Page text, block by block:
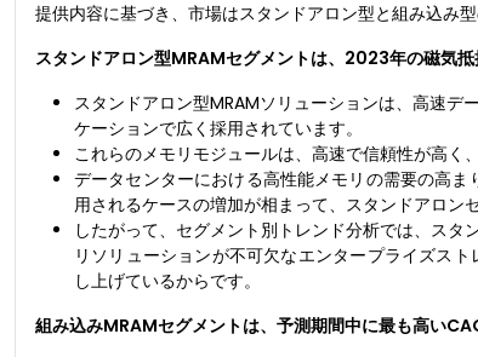
提供内容に基づき、市場はスタンドアロン型と組み込み型
スタンドアロン型MRAMセグメントは、2023年の磁気
スタンドアロン型MRAMソリューションは、高速
ケーションで広く採用されています。
これらのメモリモジュールは、高速で信頼性が高く
データセンターにおける高性能メモリの需要の高
用されるケースの増加が相まって、スタンドアロン
したがって、セグメント別トレンド分析では、ス
リソリューションが不可欠なエンタープライズス
し上げているからです。
組み込みMRAMセグメントは、予測期間中に最も高い